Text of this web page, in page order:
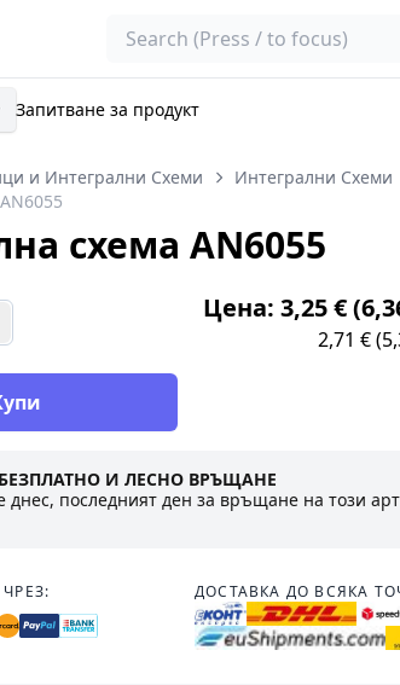
Search
Запитване за продукт
и Интегрални Схеми
Интегрални Схеми
схема AN6055
Цена: 3,25 €
2,71 €
И ЛЕСНО ВРЪЩАНЕ
днес, последният ден за връщане на този
ДОСТАВКА ДО ВСЯКА